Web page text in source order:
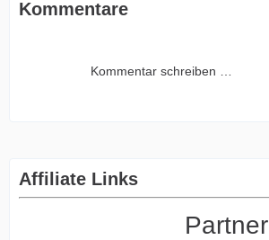
Kommentare
Kommentar schreiben …
Affiliate Links
Partner